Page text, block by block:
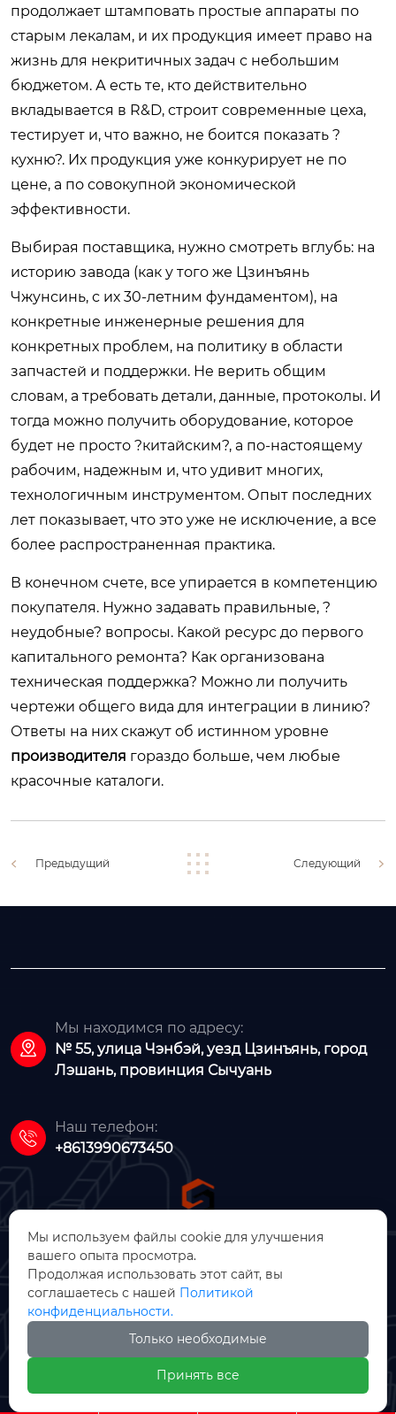
продолжает штамповать простые аппараты по
старым лекалам, и их продукция имеет право на
жизнь для некритичных задач с небольшим
бюджетом. А есть те, кто действительно
вкладывается в R&D, строит современные цеха,
тестирует и, что важно, не боится показать ?
кухню?. Их продукция уже конкурирует не по
цене, а по совокупной экономической
эффективности.
Выбирая поставщика, нужно смотреть вглубь: на
историю завода (как у того же Цзинъянь
Чжунсинь, с их 30-летним фундаментом), на
конкретные инженерные решения для
конкретных проблем, на политику в области
запчастей и поддержки. Не верить общим
словам, а требовать детали, данные, протоколы. И
тогда можно получить оборудование, которое
будет не просто ?китайским?, а по-настоящему
рабочим, надежным и, что удивит многих,
технологичным инструментом. Опыт последних
лет показывает, что это уже не исключение, а все
более распространенная практика.
В конечном счете, все упирается в компетенцию
покупателя. Нужно задавать правильные, ?
неудобные? вопросы. Какой ресурс до первого
капитального ремонта? Как организована
техническая поддержка? Можно ли получить
чертежи общего вида для интеграции в линию?
Ответы на них скажут об истинном уровне
производителя гораздо больше, чем любые
красочные каталоги.
Предыдущий Следующий

Мы находимся по адресу:
№ 55, улица Чэнбэй, уезд Цзинъянь, город
Лэшань, провинция Сычуань

Наш телефон:
+8613990673450
ООО Цзинъянь Чжунсинь
Машинное Производство

Мы используем файлы cookie для улучшения
вашего опыта просмотра.
Продолжая использовать этот сайт, вы
соглашаетесь с нашей Политикой
конфиденциальности.
Только необходимые
Принять все